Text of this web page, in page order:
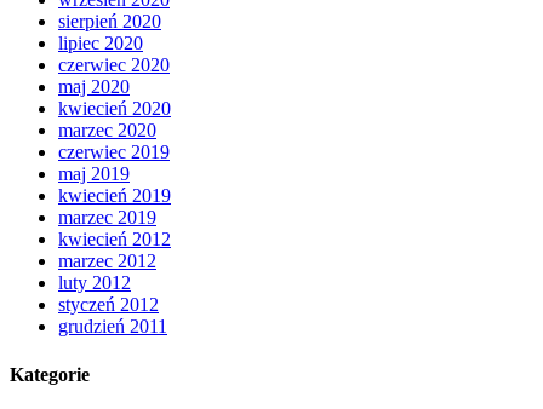
sierpień 2020
lipiec 2020
czerwiec 2020
maj 2020
kwiecień 2020
marzec 2020
czerwiec 2019
maj 2019
kwiecień 2019
marzec 2019
kwiecień 2012
marzec 2012
luty 2012
styczeń 2012
grudzień 2011
Kategorie